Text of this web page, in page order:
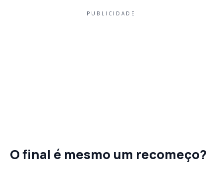
PUBLICIDADE
O final é mesmo um recomeço?